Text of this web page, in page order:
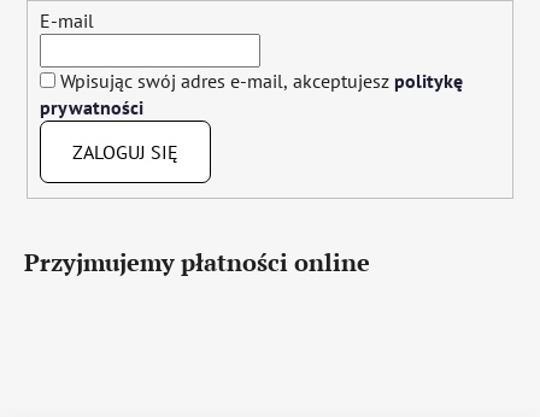
E-mail
Wpisując swój adres e-mail, akceptujesz politykę
prywatności
ZALOGUJ SIĘ
Przyjmujemy płatności online